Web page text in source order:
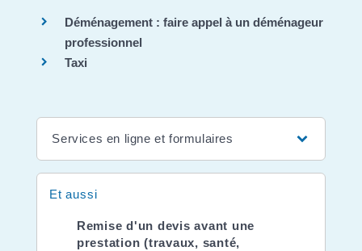
Déménagement : faire appel à un déménageur
professionnel
Taxi
Services en ligne et formulaires
Et aussi
Remise d'un devis avant une
prestation (travaux, santé,